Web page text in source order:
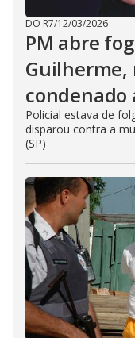
DO R7/12/03/2026
PM abre
Guilherme,
condenado
Policial estava de
disparou contra a
(SP)